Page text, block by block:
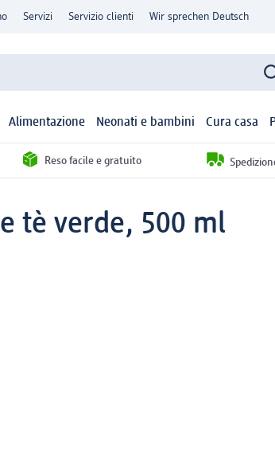
Servizi Servizio clienti Wir sprechen Deutsch
Alimentazione Neonati e bambini Cura casa
Reso facile e gratuito
tè verde, 500 ml